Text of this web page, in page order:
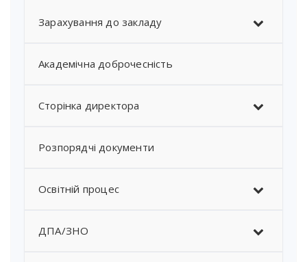
Зарахування до закладу
Академічна доброчесність
Сторінка директора
Розпорядчі документи
Освітній процес
ДПА/ЗНО